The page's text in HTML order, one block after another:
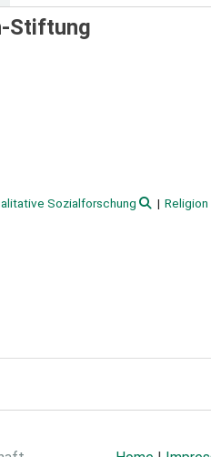
Stiftung
Sozialforschung